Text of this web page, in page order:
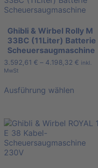
Ghibli & Wirbel Rolly M
33BC (11Liter) Batterie
Scheuersaugmaschine
3.592,61 € – 4.198,32 € inkl.
MwSt
Ausführung wählen